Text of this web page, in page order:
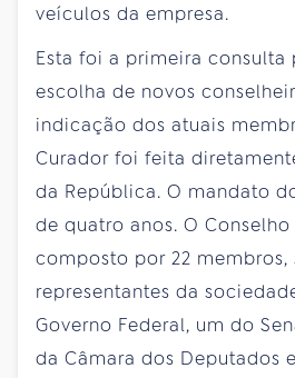
veículos da empresa.
Esta foi a primeira consulta
escolha de novos
indicação dos atuais
Curador foi feita
da República. O mandato
de quatro anos. O
composto por 22 membros,
representantes da
Governo Federal, um do
da Câmara dos Deputados